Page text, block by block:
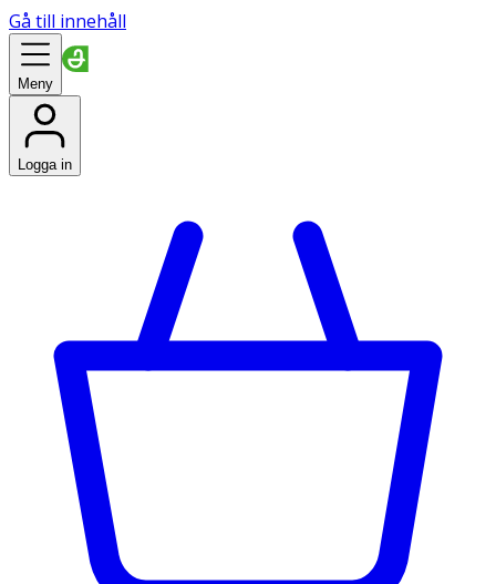
Gå till innehåll
Meny
Logga in